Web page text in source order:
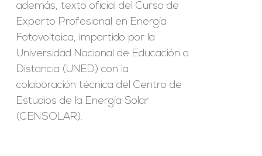
además, texto oficial del Curso de
Experto Profesional en Energía
Fotovoltaica, impartido por la
Universidad Nacional de Educación a
Distancia (UNED) con la
colaboración técnica del Centro de
Estudios de la Energía Solar
(CENSOLAR).